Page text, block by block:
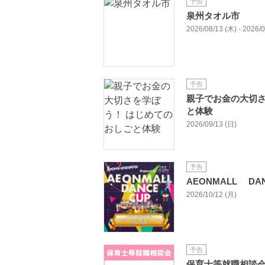
泉州タオル市
2026/08/13 (木) - 2026/
予告
親子でお金の大切
と体験
2026/09/13 (日)
予告
AEONMALL
2026/10/12 (月)
予告